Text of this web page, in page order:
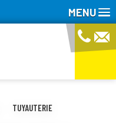
MENU
TUYAUTERIE